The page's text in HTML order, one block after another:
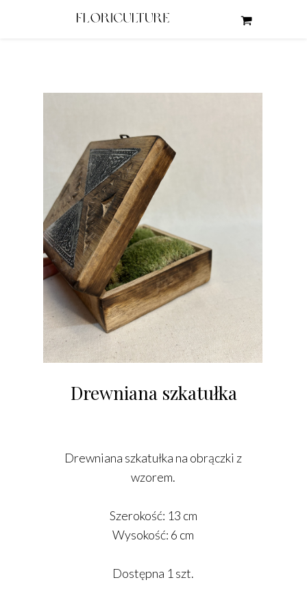
Drewniana szkatułka
Drewniana szkatułka na obrączki z
wzorem.
Szerokość: 13 cm
Wysokość: 6 cm
Dostępna 1 szt.